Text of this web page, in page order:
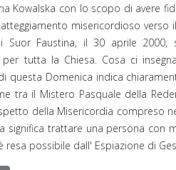
Kowalska con lo scopo di avere
misericordioso verso
Suor Faustina, il 30 aprile 2000,
tutta la Chiesa. Cosa ci
questa Domenica indica
tra il Mistero Pasquale della
della Misericordia compreso
significa trattare una persona con
possibile dall' Espiazione di